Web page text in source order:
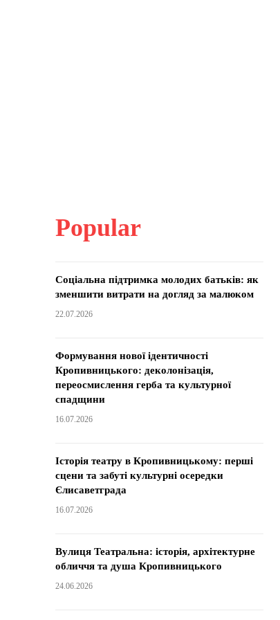
Popular
Соціальна підтримка молодих батьків: як
зменшити витрати на догляд за малюком
22.07.2026
Формування нової ідентичності
Кропивницького: деколонізація,
переосмислення герба та культурної
спадщини
16.07.2026
Історія театру в Кропивницькому: перші
сцени та забуті культурні осередки
Єлисаветграда
16.07.2026
Вулиця Театральна: історія, архітектурне
обличчя та душа Кропивницького
24.06.2026